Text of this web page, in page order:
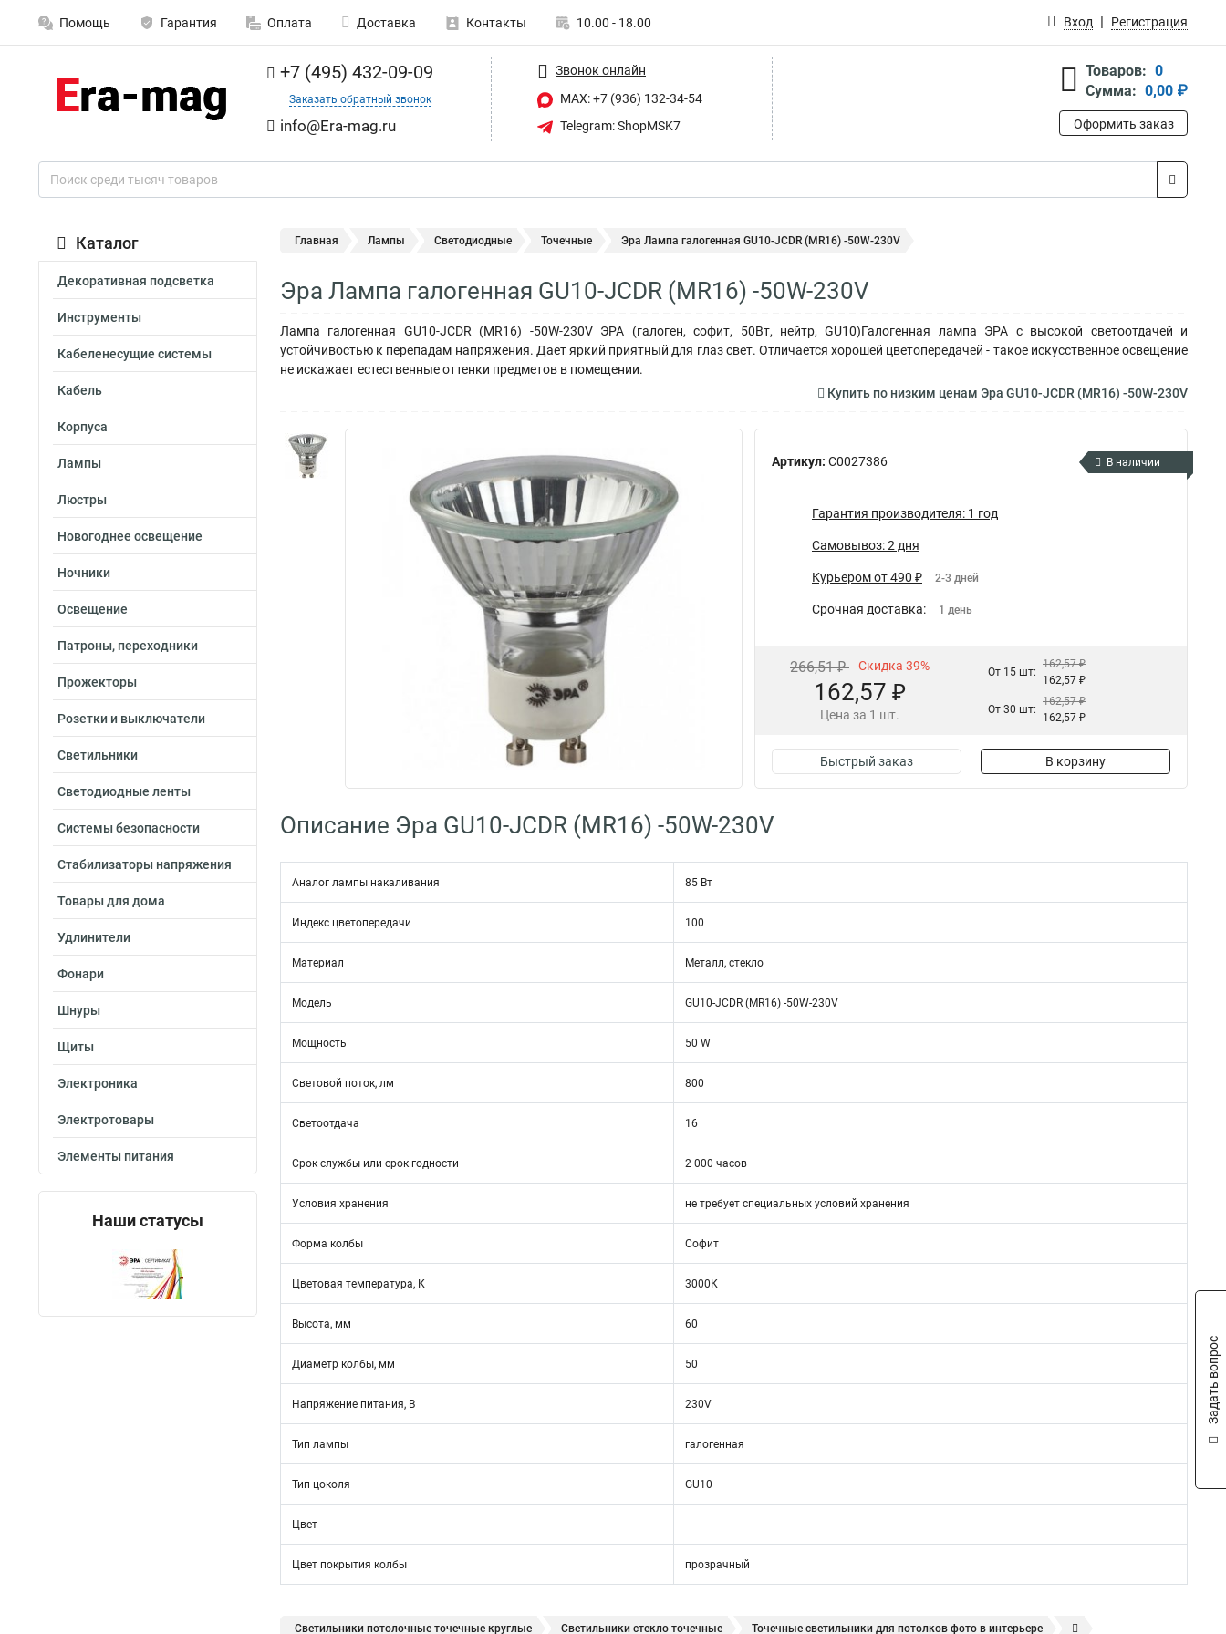
Помощь Гарантия Оплата Доставка Контакты 10.00 - 18.00 Вход Регистрация
+7 (495) 432-09-09
Заказать обратный звонок
info@Era-mag.ru
Звонок онлайн
MAX: +7 (936) 132-34-54
Telegram: ShopMSK7
Товаров: 0
Сумма: 0,00 ₽
Оформить заказ
Каталог
Декоративная подсветка
Инструменты
Кабеленесущие системы
Кабель
Корпуса
Лампы
Люстры
Новогоднее освещение
Ночники
Освещение
Патроны, переходники
Прожекторы
Розетки и выключатели
Светильники
Светодиодные ленты
Системы безопасности
Стабилизаторы напряжения
Товары для дома
Удлинители
Фонари
Шнуры
Щиты
Электроника
Электротовары
Элементы питания
Наши статусы
Главная Лампы Светодиодные Точечные Эра Лампа галогенная GU10-JCDR (MR16) -50W-230V
Эра Лампа галогенная GU10-JCDR (MR16) -50W-230V
Лампа галогенная GU10-JCDR (MR16) -50W-230V ЭРА (галоген, софит, 50Вт, нейтр, GU10)Галогенная лампа ЭРА с высокой светоотдачей и
устойчивостью к перепадам напряжения. Дает яркий приятный для глаз свет. Отличается хорошей цветопередачей - такое искусственное освещение
не искажает естественные оттенки предметов в помещении.
Купить по низким ценам Эра GU10-JCDR (MR16) -50W-230V
Артикул: C0027386 В наличии
Гарантия производителя: 1 год
Самовывоз: 2 дня
Курьером от 490 ₽ 2-3 дней
Срочная доставка: 1 день
266,51 ₽ Скидка 39%
162,57 ₽
Цена за 1 шт.
От 15 шт:
162,57 ₽
162,57 ₽
От 30 шт:
162,57 ₽
162,57 ₽
Быстрый заказ В корзину
Описание Эра GU10-JCDR (MR16) -50W-230V
Аналог лампы накаливания 85 Вт
Индекс цветопередачи 100
Материал Металл, стекло
Модель GU10-JCDR (MR16) -50W-230V
Мощность 50 W
Световой поток, лм 800
Светоотдача 16
Срок службы или срок годности 2 000 часов
Условия хранения не требует специальных условий хранения
Форма колбы Софит
Цветовая температура, К 3000К
Высота, мм 60
Диаметр колбы, мм 50
Напряжение питания, В 230V
Тип лампы галогенная
Тип цоколя GU10
Цвет -
Цвет покрытия колбы прозрачный
Светильники потолочные точечные круглые Светильники стекло точечные Точечные светильники для потолков фото в интерьере
Задать вопрос